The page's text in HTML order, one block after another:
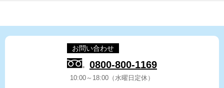
お問い合わせ
0800-800-1169
10:00～18:00（水曜日定休）